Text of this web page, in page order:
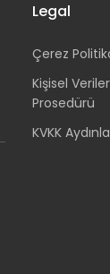
Legal
Çerez
Kişisel
Prosedürü
KVKK